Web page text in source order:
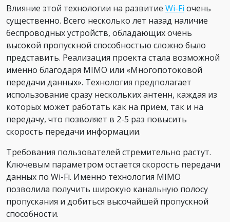
Влияние этой технологии на развитие Wi-Fi очень
существенно. Всего несколько лет назад наличие
беспроводных устройств, обладающих очень
высокой пропускной способностью сложно было
представить. Реализация проекта стала возможной
именно благодаря MIMO или «Многопотоковой
передачи данных». Технология предполагает
использование сразу нескольких антенн, каждая из
которых может работать как на прием, так и на
передачу, что позволяет в 2-5 раз повысить
скорость передачи информации.
Требования пользователей стремительно растут.
Ключевым параметром остается скорость передачи
данных по Wi-Fi. Именно технология MIMO
позволила получить широкую канальную полосу
пропускания и добиться высочайшей пропускной
способности.